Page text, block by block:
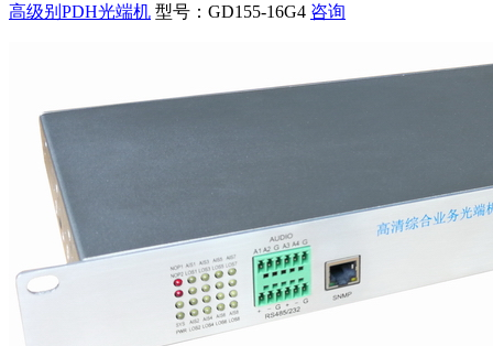
高级别PDH光端机 型号：GD155-16G4 咨询